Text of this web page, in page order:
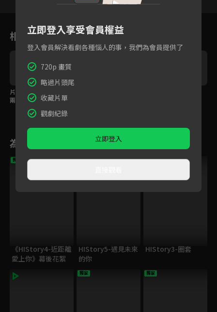
相關花絮
片花Reaction！雙CP
兩人世界悄悄話、眉眼
傳情各自精彩！
為您推薦
VIP
獨家
《HIStory4-近距離
愛上你》幕後花絮
獨家
HIStory5-遇見未來
的你
HIStory3-圈套
獨家 獨家
立即登入享受會員權益
登入會員解決看劇各種惱人的事，我們為會員提供了
720p 畫質
略過片頭尾
收藏片單
觀劇紀錄
立即登入